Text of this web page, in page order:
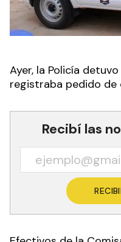
Ayer, la Policía
registraba pedido de
Recibí las